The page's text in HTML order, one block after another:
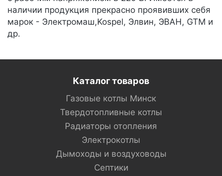
наличии продукция прекрасно проявивших себя
марок - Электромаш,Kospel, Элвин, ЭВАН, GTM и
др.
Каталог товаров
Газовые котлы Минск
Твердотопливные котлы
Радиаторы отопления
Электрокотлы
Дымоходы и воздуховоды
Септики